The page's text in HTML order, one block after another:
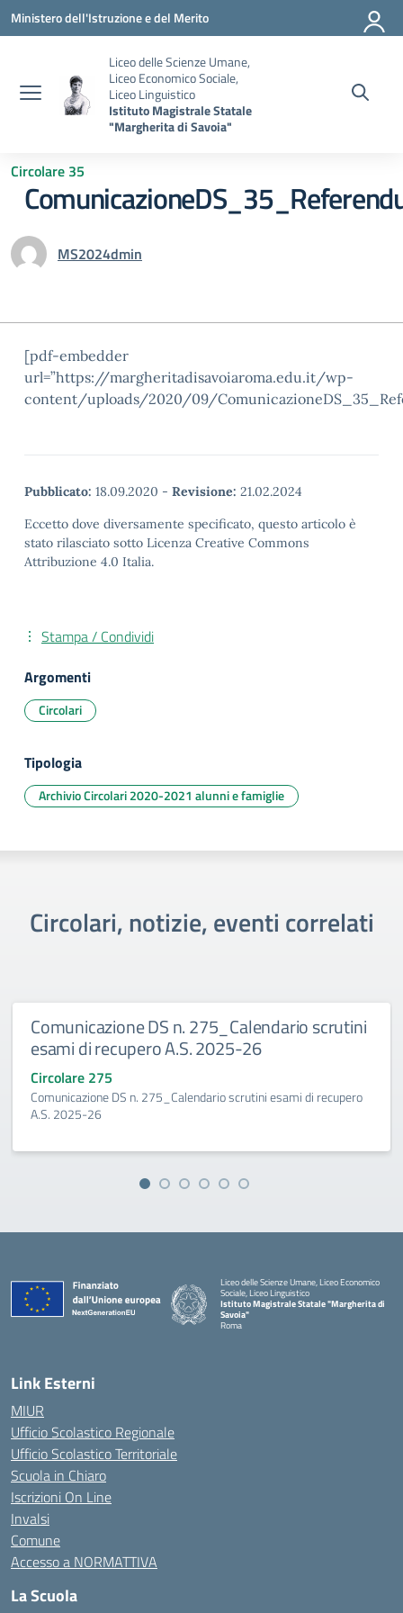
Vai ai contenuti
Vai al menu di navigazione
Vai al footer
Ministero dell'Istruzione e del Merito
Liceo delle Scienze Umane,
Liceo Economico Sociale,
Liceo Linguistico
Istituto Magistrale Statale
"Margherita di Savoia"
Circolare 35
MS2024dmin
[pdf-embedder
url=”https://margheritadisavoiaroma.edu.it/wp-
content/uploads/2020/09/
Pubblicato: 18.09.2020 - Revisione: 21.02.2024
Eccetto dove diversamente specificato, questo articolo è
stato rilasciato sotto Licenza Creative Commons
Attribuzione 4.0 Italia.
Stampa / Condividi
Argomenti
Circolari
Tipologia
Archivio Circolari 2020-2021 alunni e famiglie
Circolari, notizie, eventi correlati
Comunicazione DS n. 275_Calendario scrutini
esami di recupero A.S. 2025-26
Circolare 275
Comunicazione DS n. 275_Calendario scrutini esami di recupero
A.S. 2025-26
Liceo delle Scienze Umane, Liceo Economico
Sociale, Liceo Linguistico
Istituto Magistrale Statale "Margherita di
Savoia"
Roma
Link Esterni
MIUR
Ufficio Scolastico Regionale
Ufficio Scolastico Territoriale
Scuola in Chiaro
Iscrizioni On Line
Invalsi
Comune
Accesso a NORMATTIVA
La Scuola